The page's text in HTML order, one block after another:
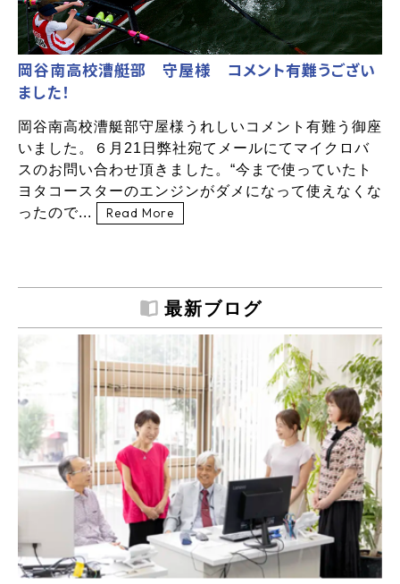
岡谷南高校漕艇部 守屋様 コメント有難うござい
ました！
岡谷南高校漕艇部守屋様うれしいコメント有難う御座
いました。６月21日弊社宛てメールにてマイクロバ
スのお問い合わせ頂きました。“今まで使っていたト
ヨタコースターのエンジンがダメになって使えなくな
ったので...
Read More
最新ブログ